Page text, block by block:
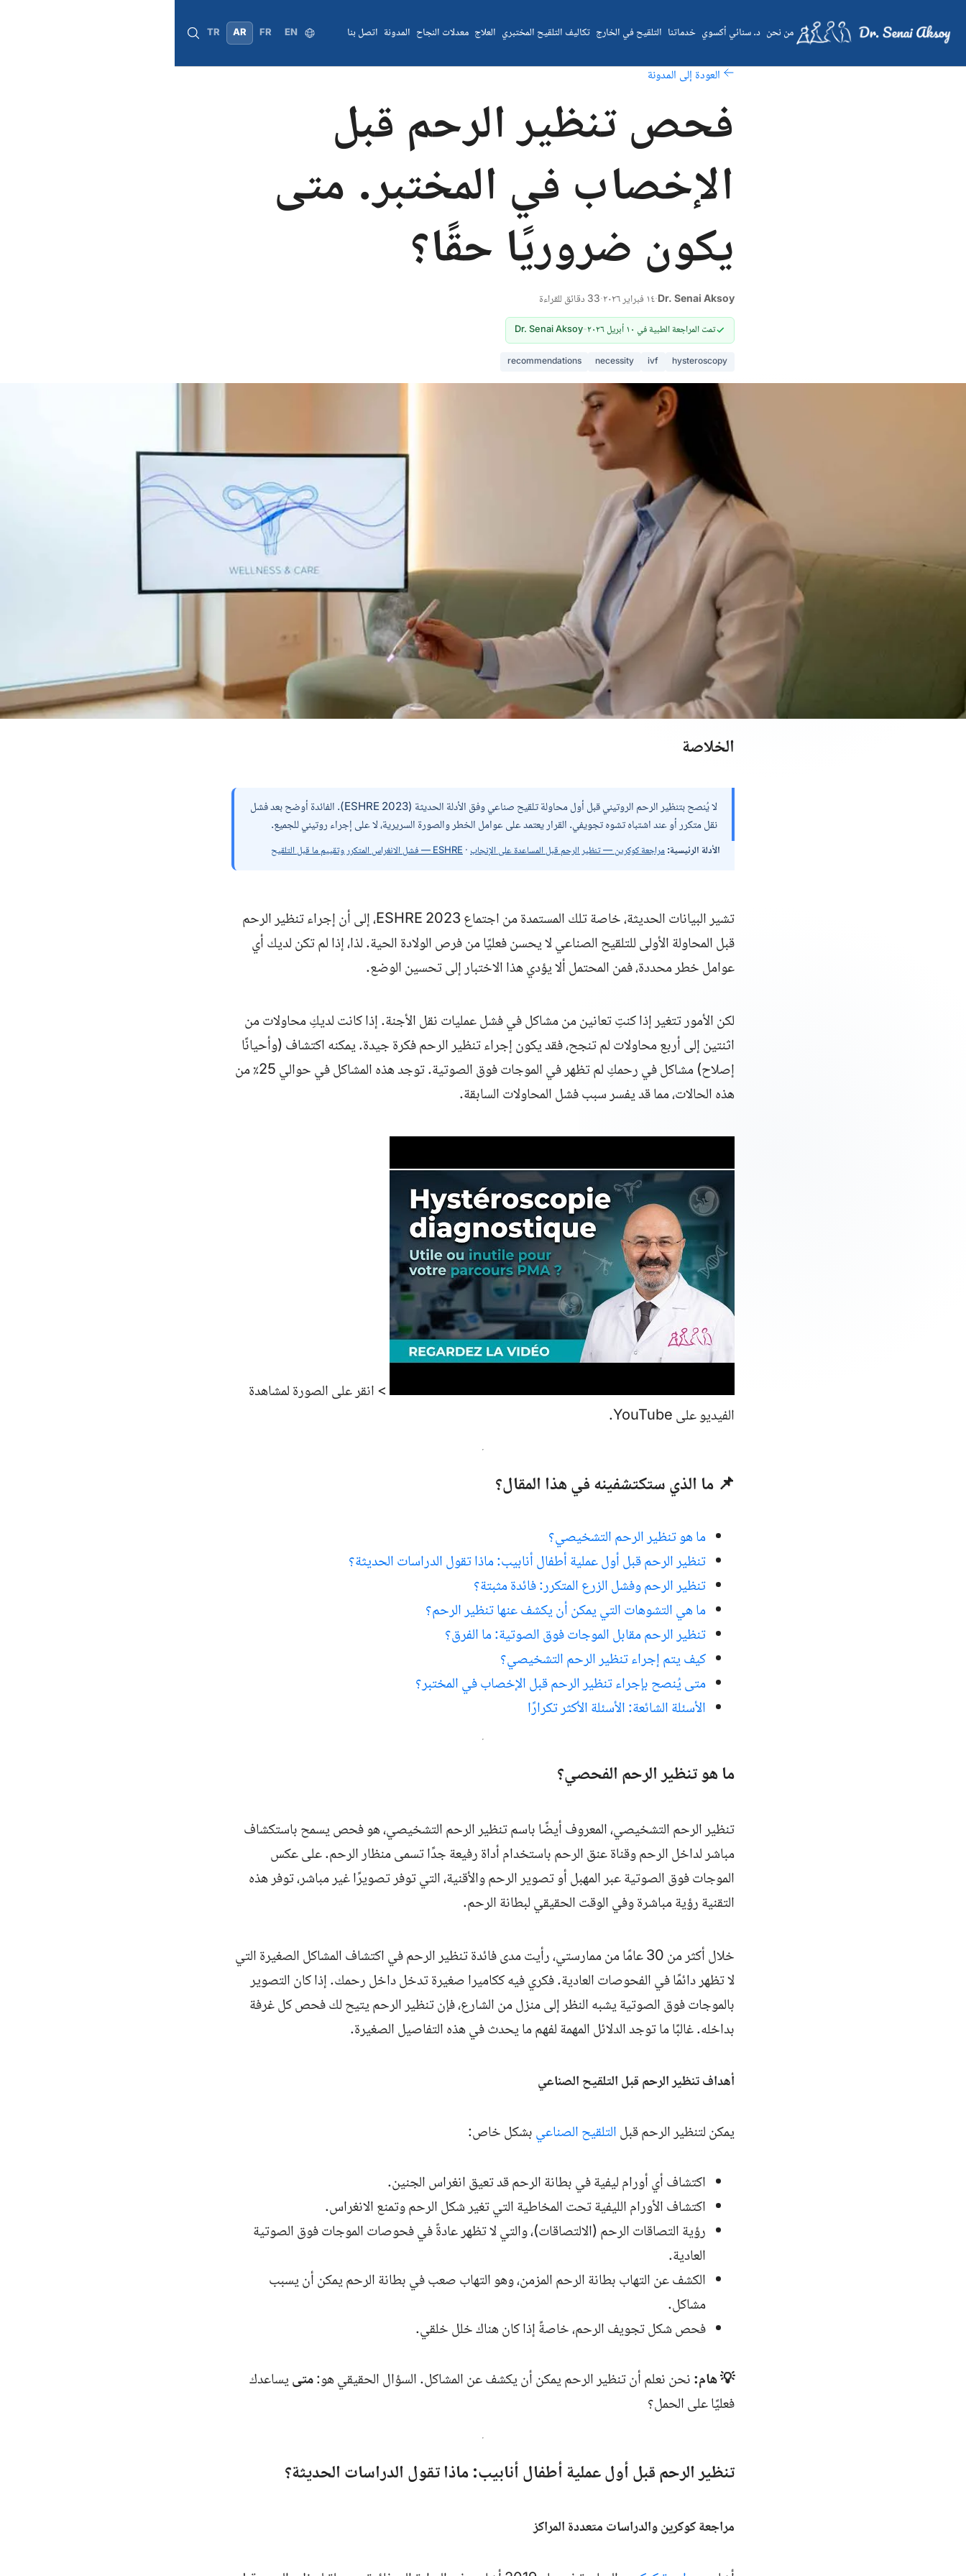
من نحن د. سنائي أكسوي خدماتنا التلقيح في الخارج تكاليف التلقيح المختبري العلاج معدلات النجاح المدونة اتصل بنا EN
FR
AR
TR
العودة إلى المدونة
فحص تنظير الرحم قبل
الإخصاب في المختبر. متى
يكون ضروريًا حقًا؟
Dr. Senai Aksoy
·١٤ فبراير ٢٠٢٦ ·33 دقائق للقراءة
تمت المراجعة الطبية في ١٠ أبريل ٢٠٢٦ -
Dr. Senai Aksoy
hysteroscopy
ivf
necessity
recommendations
الخلاصة
لا يُنصح بتنظير الرحم الروتيني قبل أول محاولة تلقيح صناعي وفق الأدلة الحديثة (ESHRE 2023). الفائدة أوضح بعد فشل
نقل متكرر أو عند اشتباه تشوه تجويفي. القرار يعتمد على عوامل الخطر والصورة السريرية، لا على إجراء روتيني للجميع.
الأدلة الرئيسية:مراجعة كوكرين — تنظير الرحم قبل المساعدة على الإنجاب·ESHRE — فشل الانغراس المتكرر وتقييم ما قبل التلقيح
تشير البيانات الحديثة، خاصة تلك المستمدة من اجتماع ESHRE 2023، إلى أن إجراء تنظير الرحم
قبل المحاولة الأولى للتلقيح الصناعي لا يحسن فعليًا من فرص الولادة الحية. لذا، إذا لم تكن لديك أي
عوامل خطر محددة، فمن المحتمل ألا يؤدي هذا الاختبار إلى تحسين الوضع.
لكن الأمور تتغير إذا كنتِ تعانين من مشاكل في فشل عمليات نقل الأجنة. إذا كانت لديكِ محاولات من
اثنتين إلى أربع محاولات لم تنجح، فقد يكون إجراء تنظير الرحم فكرة جيدة. يمكنه اكتشاف (وأحيانًا
إصلاح) مشاكل في رحمكِ لم تظهر في الموجات فوق الصوتية. توجد هذه المشاكل في حوالي 25٪ من
هذه الحالات، مما قد يفسر سبب فشل المحاولات السابقة.
>انقر على الصورة لمشاهدة
الفيديو على YouTube.
📌 ما الذي ستكتشفينه في هذا المقال؟
ما هو تنظير الرحم التشخيصي؟
تنظير الرحم قبل أول عملية أطفال أنابيب: ماذا تقول الدراسات الحديثة؟
تنظير الرحم وفشل الزرع المتكرر: فائدة مثبتة؟
ما هي التشوهات التي يمكن أن يكشف عنها تنظير الرحم؟
تنظير الرحم مقابل الموجات فوق الصوتية: ما الفرق؟
كيف يتم إجراء تنظير الرحم التشخيصي؟
متى يُنصح بإجراء تنظير الرحم قبل الإخصاب في المختبر؟
الأسئلة الشائعة: الأسئلة الأكثر تكرارًا
ما هو تنظير الرحم الفحصي؟
تنظير الرحم التشخيصي، المعروف أيضًا باسم تنظير الرحم التشخيصي، هو فحص يسمح باستكشاف
مباشر لداخل الرحم وقناة عنق الرحم باستخدام أداة رفيعة جدًا تسمى منظار الرحم. على عكس
الموجات فوق الصوتية عبر المهبل أو تصوير الرحم والأقنية، التي توفر تصويرًا غير مباشر، توفر هذه
التقنية رؤية مباشرة وفي الوقت الحقيقي لبطانة الرحم.
خلال أكثر من 30 عامًا من ممارستي، رأيت مدى فائدة تنظير الرحم في اكتشاف المشاكل الصغيرة التي
لا تظهر دائمًا في الفحوصات العادية. فكري فيه ككاميرا صغيرة تدخل داخل رحمك. إذا كان التصوير
بالموجات فوق الصوتية يشبه النظر إلى منزل من الشارع، فإن تنظير الرحم يتيح لك فحص كل غرفة
بداخله. غالبًا ما توجد الدلائل المهمة لفهم ما يحدث في هذه التفاصيل الصغيرة.
أهداف تنظير الرحم قبل التلقيح الصناعي
يمكن لتنظير الرحم قبلالتلقيح الصناعيبشكل خاص:
اكتشاف أي أورام ليفية في بطانة الرحم قد تعيق انغراس الجنين.
اكتشاف الأورام الليفية تحت المخاطية التي تغير شكل الرحم وتمنع الانغراس.
رؤية التصاقات الرحم (الالتصاقات)، والتي لا تظهر عادةً في فحوصات الموجات فوق الصوتية
العادية.
الكشف عن التهاب بطانة الرحم المزمن، وهو التهاب صعب في بطانة الرحم يمكن أن يسبب
مشاكل.
فحص شكل تجويف الرحم، خاصةً إذا كان هناك خلل خلقي.
💡 هام:نحن نعلم أن تنظير الرحميمكنأن يكشف عن المشاكل. السؤال الحقيقي هو:متىيساعدك
فعليًاعلى الحمل؟
تنظير الرحم قبل أول عملية أطفال أنابيب: ماذا تقول الدراسات الحديثة؟
مراجعة كوكرين والدراسات متعددة المراكز